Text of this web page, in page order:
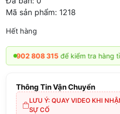
Mã sản phẩm: 1218
Hết hàng
315để kiểm tra hàng tồn kho
Thông Tin Vận Chuyển
LƯU Ý: QUAY VIDEO KHI
SỰ CỐ